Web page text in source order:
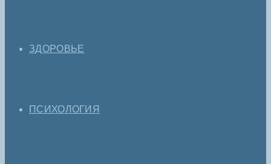
ЗДОРОВЬЕ
ПСИХОЛОГИЯ